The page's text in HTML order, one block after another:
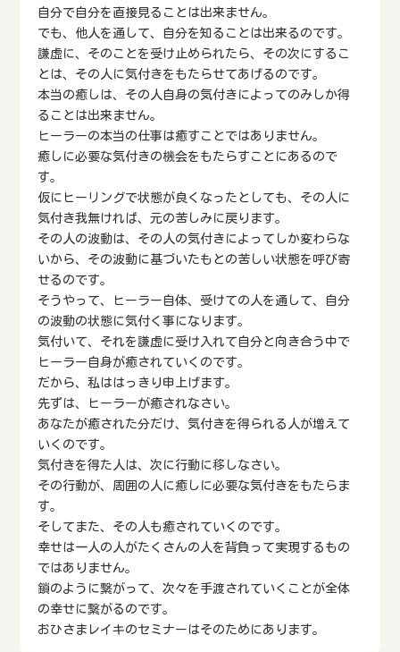
自分で自分を直接見ることは出来ません。
でも、他人を通して、自分を知ることは出来るのです。
謙虚に、そのことを受け止められたら、その次にするこ
とは、その人に気付きをもたらせてあげるのです。
本当の癒しは、その人自身の気付きによってのみしか得
ることは出来ません。
ヒーラーの本当の仕事は癒すことではありません。
癒しに必要な気付きの機会をもたらすことにあるので
す。
仮にヒーリングで状態が良くなったとしても、その人に
気付き我無ければ、元の苦しみに戻ります。
その人の波動は、その人の気付きによってしか変わらな
いから、その波動に基づいたもとの苦しい状態を呼び寄
せるのです。
そうやって、ヒーラー自体、受けての人を通して、自分
の波動の状態に気付く事になります。
気付いて、それを謙虚に受け入れて自分と向き合う中で
ヒーラー自身が癒されていくのです。
だから、私ははっきり申上げます。
先ずは、ヒーラーが癒されなさい。
あなたが癒された分だけ、気付きを得られる人が増えて
いくのです。
気付きを得た人は、次に行動に移しなさい。
その行動が、周囲の人に癒しに必要な気付きをもたらま
す。
そしてまた、その人も癒されていくのです。
幸せは一人の人がたくさんの人を背負って実現するもの
ではありません。
鎖のように繋がって、次々を手渡されていくことが全体
の幸せに繋がるのです。
おひさまレイキのセミナーはそのためにあります。